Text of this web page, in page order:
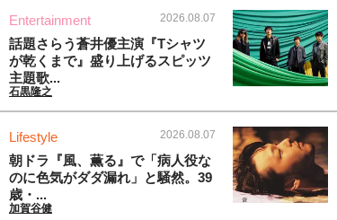
Entertainment 2026.08.07
話題さらう蒼井優主演『Tシャツ
が乾くまで』盛り上げるスピッツ
主題歌...
石黒隆之
Lifestyle 2026.08.07
朝ドラ『風、薫る』で「病人役な
のに色気がダダ漏れ」と騒然。39
歳・...
加賀谷健